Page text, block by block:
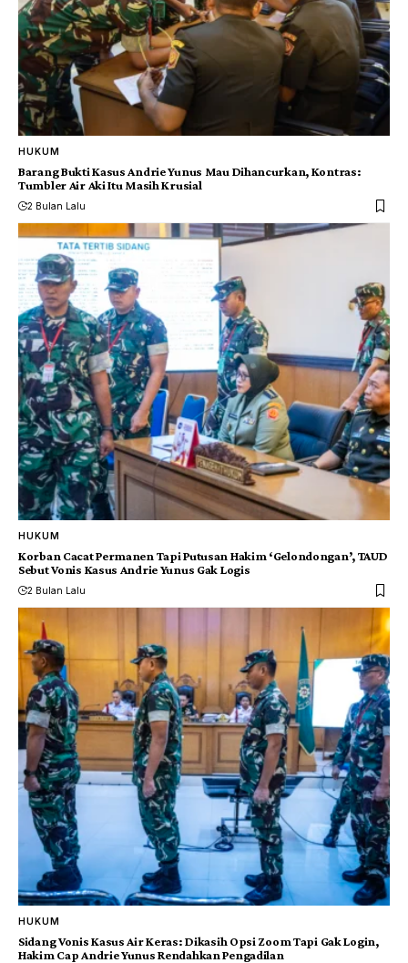
HUKUM
Barang Bukti Kasus Andrie Yunus Mau Dihancurkan, Kontras:
Tumbler Air Aki Itu Masih Krusial
2 Bulan Lalu
HUKUM
Korban Cacat Permanen Tapi Putusan Hakim ‘Gelondongan’, TAUD
Sebut Vonis Kasus Andrie Yunus Gak Logis
2 Bulan Lalu
HUKUM
Sidang Vonis Kasus Air Keras: Dikasih Opsi Zoom Tapi Gak Login,
Hakim Cap Andrie Yunus Rendahkan Pengadilan